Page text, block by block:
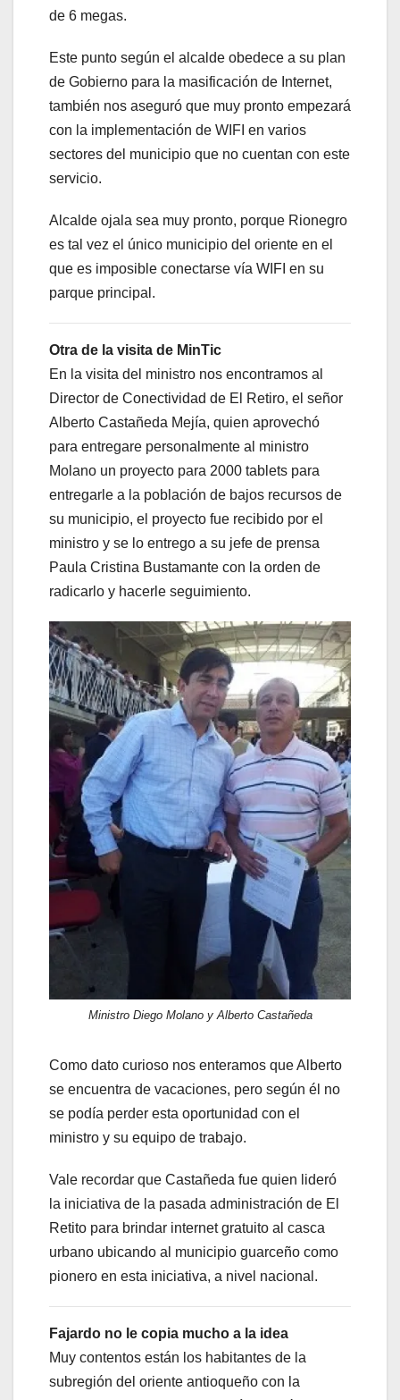
de 6 megas.
Este punto según el alcalde obedece a su plan
de Gobierno para la masificación de Internet,
también nos aseguró que muy pronto empezará
con la implementación de WIFI en varios
sectores del municipio que no cuentan con este
servicio.
Alcalde ojala sea muy pronto, porque Rionegro
es tal vez el único municipio del oriente en el
que es imposible conectarse vía WIFI en su
parque principal.
Otra de la visita de MinTic
En la visita del ministro nos encontramos al
Director de Conectividad de El Retiro, el señor
Alberto Castañeda Mejía, quien aprovechó
para entregare personalmente al ministro
Molano un proyecto para 2000 tablets para
entregarle a la población de bajos recursos de
su municipio, el proyecto fue recibido por el
ministro y se lo entrego a su jefe de prensa
Paula Cristina Bustamante con la orden de
radicarlo y hacerle seguimiento.
Ministro Diego Molano y Alberto Castañeda
Como dato curioso nos enteramos que Alberto
se encuentra de vacaciones, pero según él no
se podía perder esta oportunidad con el
ministro y su equipo de trabajo.
Vale recordar que Castañeda fue quien lideró
la iniciativa de la pasada administración de El
Retito para brindar internet gratuito al casca
urbano ubicando al municipio guarceño como
pionero en esta iniciativa, a nivel nacional.
Fajardo no le copia mucho a la idea
Muy contentos están los habitantes de la
subregión del oriente antioqueño con la